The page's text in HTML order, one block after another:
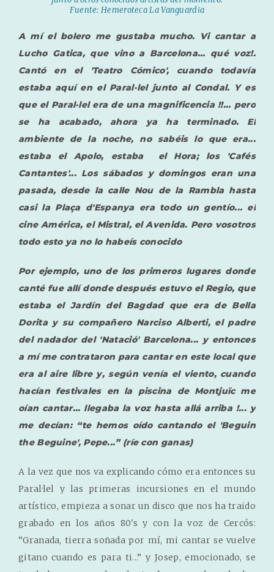
Fuente: Hemeroteca La Vanguardia
A mí el bolero me gustaba mucho. Vi cantar a
Lucho Gatica, que vino a Barcelona... qué voz!.
Cantó en el 'Teatro Cómico', cuando todavía
estaba aquí en el Paral·lel junto al Condal. Y es
que el Paral·lel era de una magnificencia !!... pero
se ha acabado, ahora ya ha terminado. El
ambiente de la noche, no sabéis lo que era...
estaba el Apolo, estaba el Hora; los 'Cafés
Cantantes'... Los sábados y domingos eran una
pasada, desde la calle Nou de la Rambla hasta
casi la Plaça d'Espanya era todo un gentío... el
cine América, el Mistral, el Avenida. Pero vosotros
todo esto ya no lo habeís conocido
Por ejemplo, uno de los primeros lugares donde
canté fue allí donde después estuvo el Regio, que
estaba el Jardín del Bagdad que era de Bella
Dorita y su compañero Narciso Alberti, el padre
del nadador del 'Natació' Barcelona... y entonces
a mí me contrataron para cantar en este local que
era al aire libre y, según venía el viento, cuando
hacían festivales en la piscina de Montjuïc me
oían cantar... llegaba la voz hasta allá arriba !... y
me decían: “te hemos oído cantando el 'Beguin
the Beguine', Pepe...” (ríe con ganas)
A la vez que nos va explicando cómo era entonces su
Paral·lel y las primeras incursiones en el mundo
artístico, empieza a sonar un disco que nos ha traido
grabado en los años 80's y con la voz de Cercós:
“Granada, tierra soñada por mí, mi cantar se vuelve
gitano cuando es para ti...” y Josep, emocionado, se